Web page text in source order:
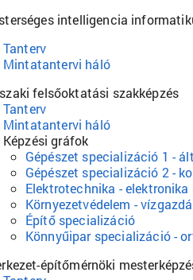
intelligencia
Tanterv
Mintatantervi háló
felsőoktatási szakképzés
Tanterv
Mintatantervi háló
Képzési gráfok
Gépészet specializáció 1 -
Gépészet specializáció 2 -
Elektrotechnika -
Környezetvédelem -
Építő specializáció
Könnyűipar specializáció -
építőmérnöki